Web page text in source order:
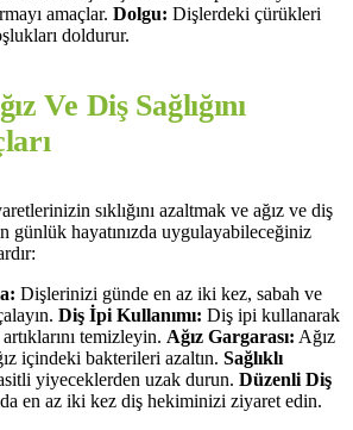
amaçlar. Dolgu: Dişlerdeki çürükleri
doldurur.
Ve Diş Sağlığını
sıklığını azaltmak ve ağız ve diş
günlük hayatınızda uygulayabileceğiniz
Dişlerinizi günde en az iki kez, sabah ve
Diş İpi Kullanımı: Diş ipi kullanarak
temizleyin. Ağız Gargarası: Ağız
içindeki bakterileri azaltın. Sağlıklı
yiyeceklerden uzak durun. Düzenli Diş
en az iki kez diş hekiminizi ziyaret edin.